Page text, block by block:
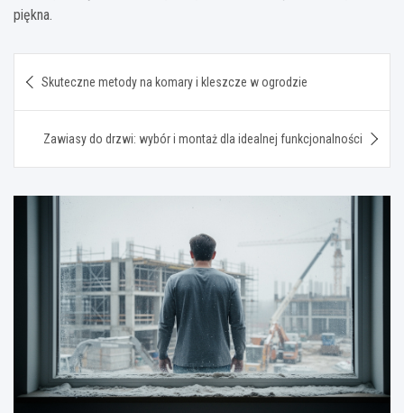
piękna.
wpisu
Skuteczne metody na komary i kleszcze w ogrodzie
Zawiasy do drzwi: wybór i montaż dla idealnej funkcjonalności